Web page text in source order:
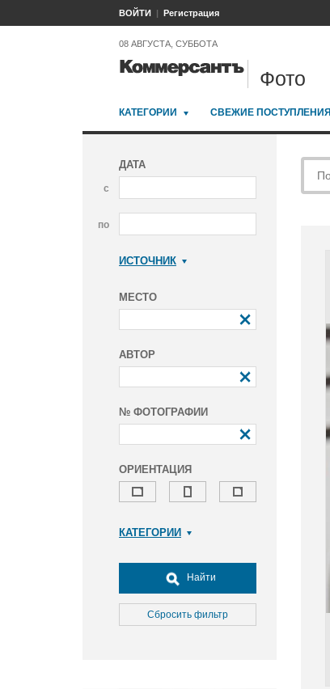
ВОЙТИ Регистрация
08 АВГУСТА, СУББОТА
Фото
КАТЕГОРИИ СВЕЖИЕ ПОСТУПЛЕНИЯ
ДАТА
с
по
ИСТОЧНИК
МЕСТО
АВТОР
№ ФОТОГРАФИИ
ОРИЕНТАЦИЯ
КАТЕГОРИИ
Досуг, туризм и отдых
Культура
Медицина
Найти
Сбросить фильтр